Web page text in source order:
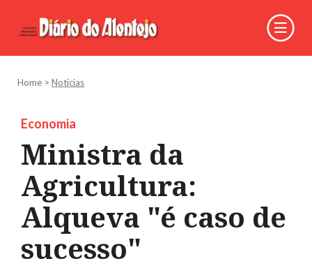
Home > Notícias
Economia
Ministra da
Agricultura:
Alqueva "é caso de
sucesso"